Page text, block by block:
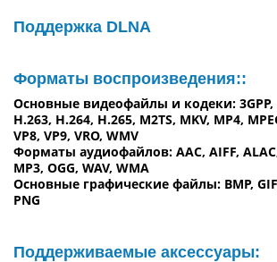
Поддержка DLNA
Форматы воспроизведения::
Основные видеофайлы и кодеки: 3GPP,
H.263, H.264, H.265, M2TS, MKV, MP4,
VP8, VP9, VRO, WMV
Форматы аудиофайлов: AAC, AIFF, ALAC,
MP3, OGG, WAV, WMA
Основные графические файлы: BMP, GIF,
PNG
Поддерживаемые аксессуары: